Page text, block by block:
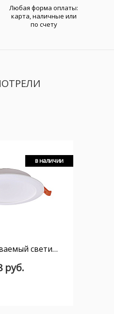
Любая форма оплаты:
карта, наличные или
по счету
в наличии
9296 Встраиваемый светильник MANTRA EILAT
руб.